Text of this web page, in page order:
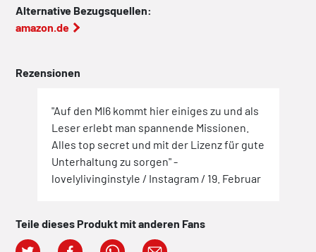
Alternative Bezugsquellen:
amazon.de
Rezensionen
"Auf den MI6 kommt hier einiges zu und als
Leser erlebt man spannende Missionen.
Alles top secret und mit der Lizenz für gute
Unterhaltung zu sorgen" -
lovelylivinginstyle / Instagram / 19. Februar
Teile dieses Produkt mit anderen Fans